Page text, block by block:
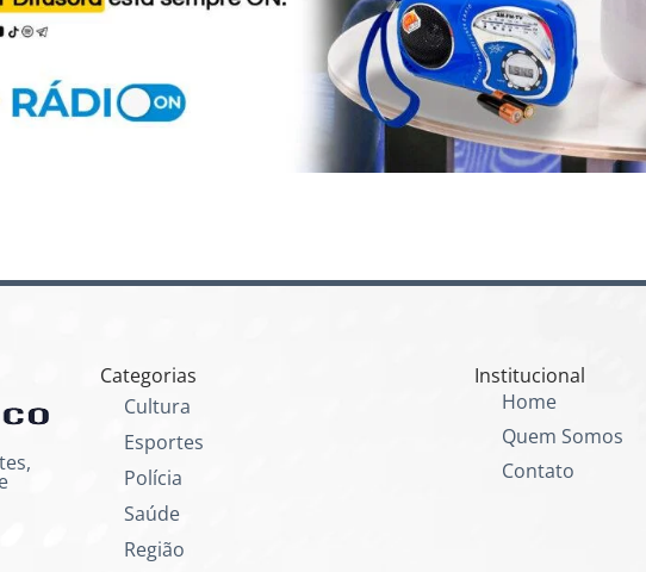
Categorias
Cultura
Esportes
Polícia
Saúde
Região
Institucional
Home
Quem Somos
Contato